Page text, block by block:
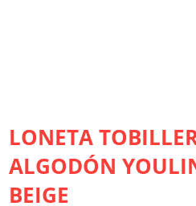
LONETA
ALGODÓN
BEIGE